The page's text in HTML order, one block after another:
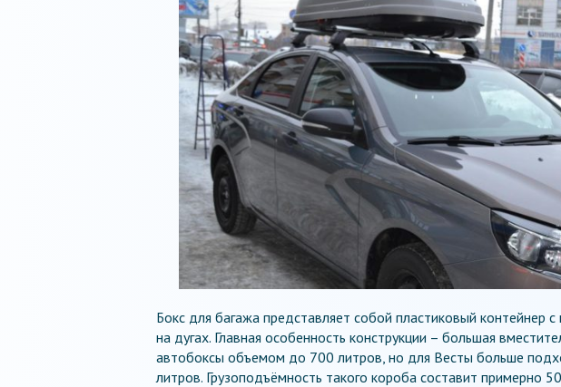
Бокс для багажа представляет собой пластиковый контейнер
на дугах. Главная особенность конструкции – большая
автобоксы объемом до 700 литров, но для Весты больше
литров. Грузоподъёмность такого короба составит примерно